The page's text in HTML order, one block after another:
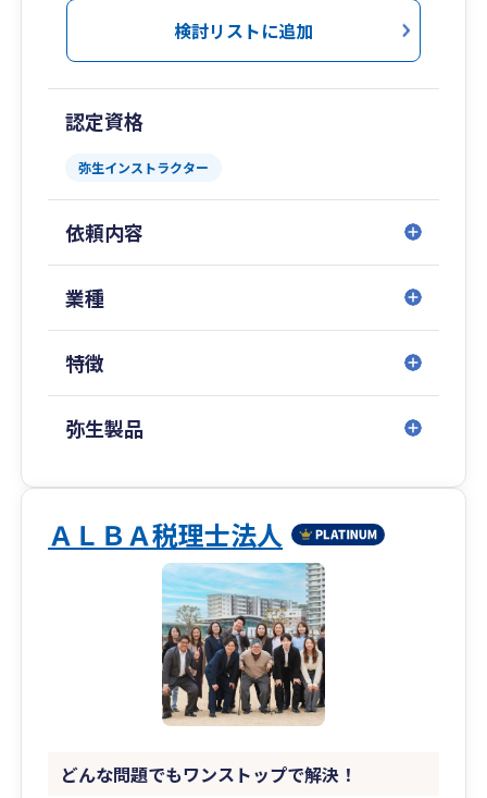
た経理指導・税務相談を行い、電子申告にも積極
的に取り組むなど、時代のニーズに素早く対応し
長より表彰されました。
経理指導や税務相談はもちろん、経営計画作成の
お手伝いや、様々に起こりうる事態に対してのシ
ミュレーションなども行っております。
月初には、作成した計画が実際どうだったのか、
予実に関して毎月、経営責任者の方との会議を行
い、常に経営者の方と向き合うことを第一に考え
ています。
経営者の方が安心して経営に取り組めるよう、密
着した多様なサービスのご提案・ご提供をさせて
いただきます。
検討リストに追加
認定資格
弥生インストラクター
依頼内容
業種
特徴
弥生製品
ＡＬＢＡ税理士法人
どんな問題でもワンストップで解決！